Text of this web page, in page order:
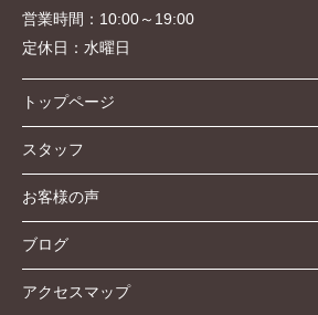
営業時間： 10:00～19:00
定休日： 水曜日
トップページ
スタッフ
お客様の声
ブログ
アクセスマップ